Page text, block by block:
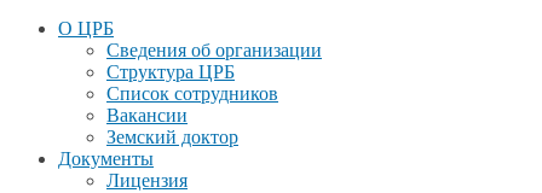
О ЦРБ
Сведения об организации
Структура ЦРБ
Список сотрудников
Вакансии
Земский доктор
Документы
Лицензия